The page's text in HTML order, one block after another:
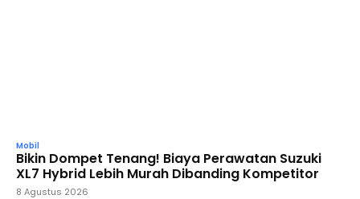
Mobil
Bikin Dompet Tenang! Biaya Perawatan Suzuki
XL7 Hybrid Lebih Murah Dibanding Kompetitor
8 Agustus 2026